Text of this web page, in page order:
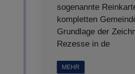
sogenannte
kompletten
Grundlage der
Rezesse in de
MEHR